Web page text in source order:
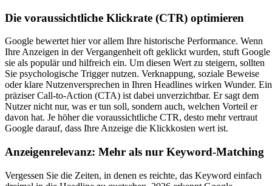
Die voraussichtliche Klickrate (CTR) optimieren
Google bewertet hier vor allem Ihre historische Performance. Wenn
Ihre Anzeigen in der Vergangenheit oft geklickt wurden, stuft Google
sie als populär und hilfreich ein. Um diesen Wert zu steigern, sollten
Sie psychologische Trigger nutzen. Verknappung, soziale Beweise
oder klare Nutzenversprechen in Ihren Headlines wirken Wunder. Ein
präziser Call-to-Action (CTA) ist dabei unverzichtbar. Er sagt dem
Nutzer nicht nur, was er tun soll, sondern auch, welchen Vorteil er
davon hat. Je höher die voraussichtliche CTR, desto mehr vertraut
Google darauf, dass Ihre Anzeige die Klickkosten wert ist.
Anzeigenrelevanz: Mehr als nur Keyword-Matching
Vergessen Sie die Zeiten, in denen es reichte, das Keyword einfach